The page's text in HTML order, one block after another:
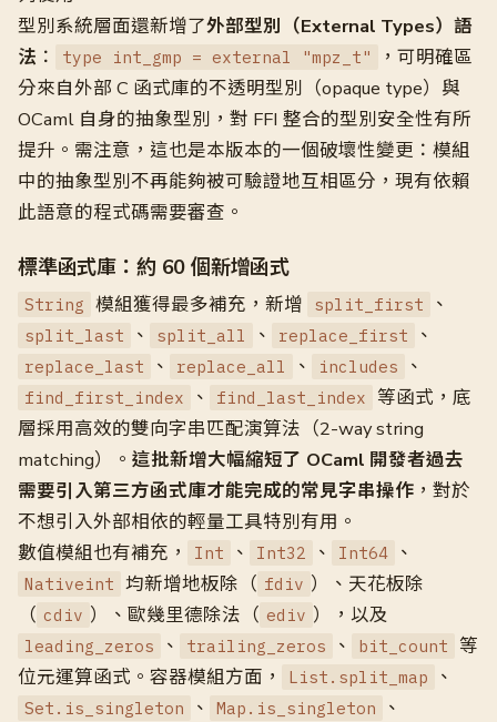
型別系統層面還新增了外部型別（External Types）語
法 ： type int_gmp = external "mpz_t"
，可明確區
分來自外部 C 函式庫的不透明型別（opaque type）與
OCaml 自身的抽象型別，對 FFI 整合的型別安全性有所
提升。需注意，這也是本版本的一個破壞性變更：模組
中的抽象型別不再能夠被可驗證地互相區分，現有依賴
此語意的程式碼需要審查。
標準函式庫：約 60 個新增函式
String 模組獲得最多補充，新增 split_first 、
split_last 、 split_all 、 replace_first 、
replace_last 、 replace_all 、 includes 、
find_first_index 、 find_last_index
等函式，底
層採用高效的雙向字串匹配演算法（2-way string
matching）。 這批新增大幅縮短了 OCaml 開發者過去
需要引入第三方函式庫才能完成的常見字串操作 ，對於
不想引入外部相依的輕量工具特別有用。
數值模組也有補充，
Int 、 Int32 、 Int64 、
Nativeint 均新增地板除（ fdiv ）、天花板除
（ cdiv ）、歐幾里德除法（ ediv ），以及
leading_zeros 、 trailing_zeros 、 bit_count
等
位元運算函式。容器模組方面，
List.split_map 、
Set.is_singleton 、 Map.is_singleton 、